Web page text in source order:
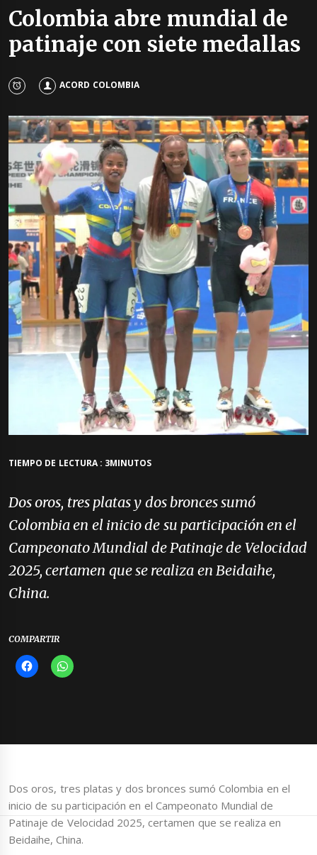
Colombia abre mundial de
patinaje con siete medallas
ACORD COLOMBIA
TIEMPO DE LECTURA : 3MINUTOS
Dos oros, tres platas y dos bronces sumó
Colombia en el inicio de su participación en el
Campeonato Mundial de Patinaje de Velocidad
2025, certamen que se realiza en Beidaihe,
China.
COMPARTIR
Dos oros, tres platas y dos bronces sumó Colombia en el
inicio de su participación en el Campeonato Mundial de
Patinaje de Velocidad 2025, certamen que se realiza en
Beidaihe, China.